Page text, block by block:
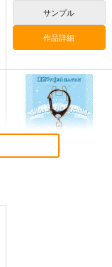
Clutch Shooter #05
Silver Forest
1,430円（税込）
サンプル
作品詳細